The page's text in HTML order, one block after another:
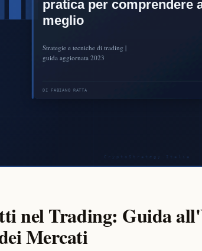
nel Trading: Guida
Mercati